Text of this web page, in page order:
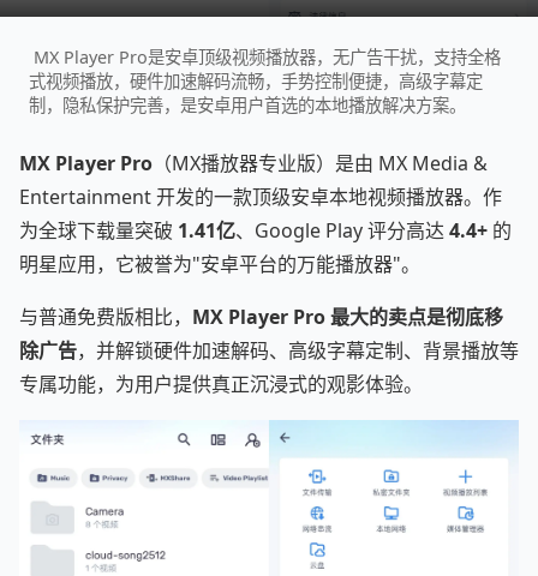
MX Player Pro是安卓顶级视频播放器，无广告干扰，支持全格
式视频播放，硬件加速解码流畅，手势控制便捷，高级字幕定
制，隐私保护完善，是安卓用户首选的本地播放解决方案。
MX Player Pro （MX播放器专业版）是由 MX Media &
Entertainment 开发的一款顶级安卓本地视频播放器。作
为全球下载量突破 1.41亿、Google Play 评分高达 4.4+ 的
明星应用，它被誉为"安卓平台的万能播放器"。
与普通免费版相比， MX Player Pro 最大的卖点是彻底移
除广告，并解锁硬件加速解码、高级字幕定制、背景播放等
专属功能，为用户提供真正沉浸式的观影体验。